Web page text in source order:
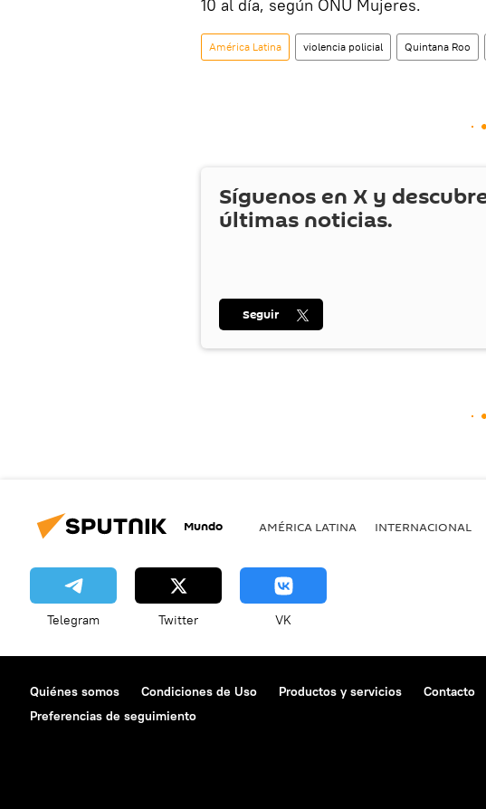
10 al día, según ONU Mujeres.
América Latina violencia policial Quintana Roo
Síguenos en X y
últimas noticias.
Seguir
Mundo AMÉRICA LATINA INTERNACIONAL
Telegram Twitter VK
Quiénes somos Condiciones de Uso Productos y servicios Contacto
Preferencias de seguimiento